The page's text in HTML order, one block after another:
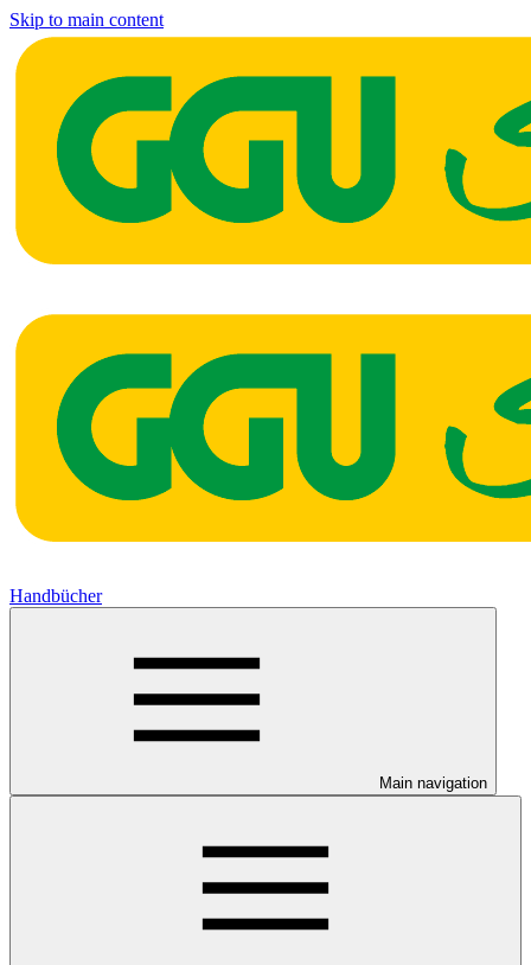
Skip to main content
Handbücher
Main navigation